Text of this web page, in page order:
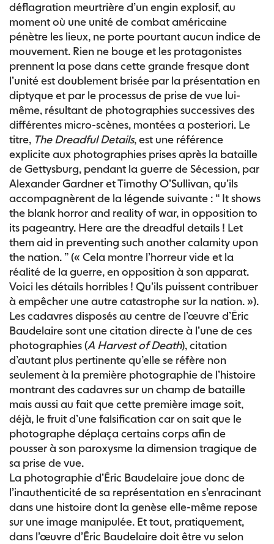
déflagration meurtrière d’un engin explosif, au
moment où une unité de combat américaine
pénètre les lieux, ne porte pourtant aucun indice de
mouvement. Rien ne bouge et les protagonistes
prennent la pose dans cette grande fresque dont
l’unité est doublement brisée par la présentation en
diptyque et par le processus de prise de vue lui-
même, résultant de photographies successives des
différentes micro-scènes, montées a posteriori. Le
titre, The Dreadful Details, est une référence
explicite aux photographies prises après la bataille
de Gettysburg, pendant la guerre de Sécession, par
Alexander Gardner et Timothy O’Sullivan, qu’ils
accompagnèrent de la légende suivante : “ It shows
the blank horror and reality of war, in opposition to
its pageantry. Here are the dreadful details ! Let
them aid in preventing such another calamity upon
the nation. ” (« Cela montre l’horreur vide et la
réalité de la guerre, en opposition à son apparat.
Voici les détails horribles ! Qu’ils puissent contribuer
à empêcher une autre catastrophe sur la nation. »).
Les cadavres disposés au centre de l’œuvre d’Éric
Baudelaire sont une citation directe à l’une de ces
photographies (A Harvest of Death), citation
d’autant plus pertinente qu’elle se réfère non
seulement à la première photographie de l’histoire
montrant des cadavres sur un champ de bataille
mais aussi au fait que cette première image soit,
déjà, le fruit d’une falsification car on sait que le
photographe déplaça certains corps afin de
pousser à son paroxysme la dimension tragique de
sa prise de vue.
La photographie d’Éric Baudelaire joue donc de
l’inauthenticité de sa représentation en s’enracinant
dans une histoire dont la genèse elle-même repose
sur une image manipulée. Et tout, pratiquement,
dans l’œuvre d’Éric Baudelaire doit être vu selon